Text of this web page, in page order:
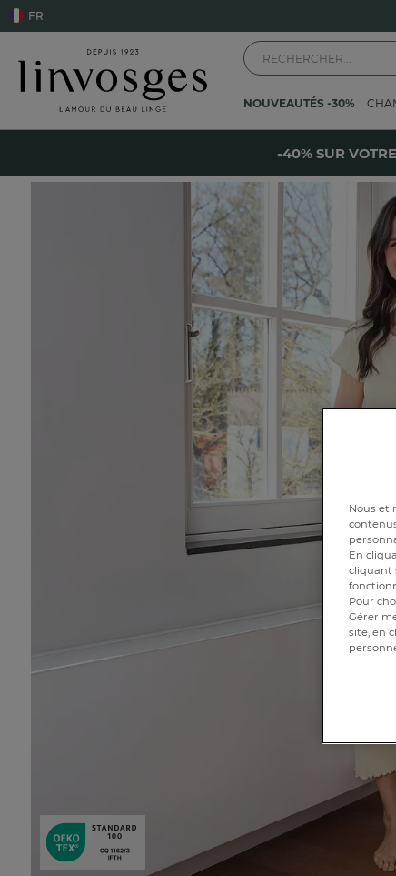
FR
NOUVEAUTÉS -30%
-40% SUR
Nous et
En
cliquant
Pour
Gérer
site, en